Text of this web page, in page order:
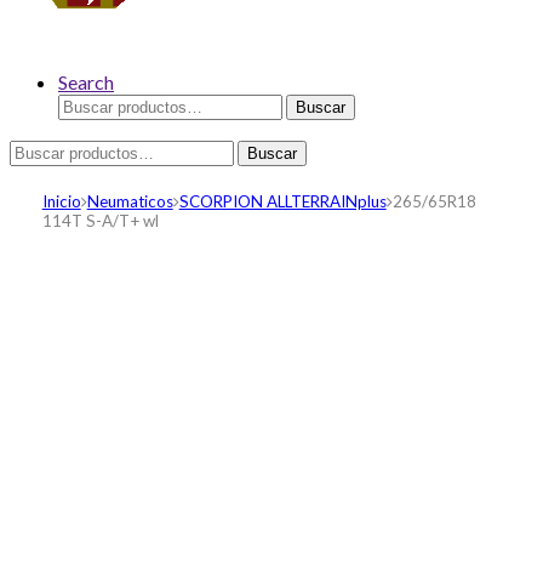
Search
Buscar
por:
Buscar
Buscar
por:
Buscar
Inicio Neumaticos SCORPION ALLTERRAINplus 265/65R18
114T S-A/T+ wl